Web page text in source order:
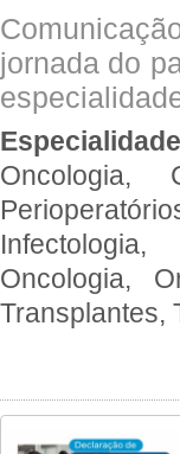
jornada do
Oncologia,
Infectologia,
Oncologia,
Transplantes,